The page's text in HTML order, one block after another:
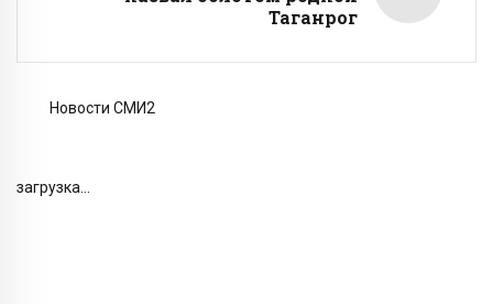
Таганрог
Новости СМИ2
загрузка...